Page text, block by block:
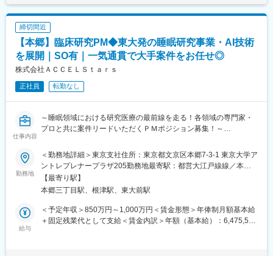
員
■業務の詳細：実務業務と並行して実務者研修資格の取得のための
学校に通います。年に４回程度、本社の社員と面談をする中でご
自身の2年目以降のキャリアアプランを立て、ご希望も踏まえなが
ら、2年目以降の職種（施設 or 本社）が決定します。本社勤務に
なりますと、経理、総務、人事など事務系の仕事が中心になりま
す。また、一度本社帰任した後でも、希望すれば現場復帰も可能
です。
■就業環境：残業はほぼなし、休みもしっかり取得できるため非常
に働きやすい環境が整っております。定着率も高く実際にここ3年
間で入社した新卒の離職率は6％と非常に低い数値です。また配属
先は現在のご住所から考慮し決定いたします。
OJTを行いながら実務を覚えて頂きます。技術はすぐに身に付き
ます。さらにレベルアップしたい方には外部の研修にも100％会
社が費用負担します。3ヶ月に1度はフォローアップ研修という形
で本社研修を実施し、資格取得についても全面バックアップ。未
す。
締切間近
【本郷】臨床研究PM◆東大発の睡眠研究事業・AI技術
を展開｜SO有｜一気通貫で大手案件をお任せ◎
株式会社ＡＣＣＥＬＳｔａｒｓ
正社員 転勤なし
仕事内容
～睡眠領域における研究医療の最前線を走る！各領域の専門家・
プロと共に案件リードいただくＰＭポジション募集！～
■会社概要
株式会社ACCELStarsは、東京大学発のメディカル・スリープテ
ック企業として、睡眠を高精度に計測・解析するウェアラブルデ
バイスとAI解析クラウドを基盤に、医療・研究・ヘルスケア領域
の事業を展開しています。研究領域では、睡眠測定に特化したデ
バイスや解析クラウドを用い、研究計画～測定～解析までをワン
ストップで支援するサービスも提供しています。
勤務地
＜勤務地詳細＞東京支社住所：東京都文京区本郷7-3-1 東京大学ア
ントレプレナープラザ205勤務地最寄駅：都営大江戸線線／本郷
三丁目駅受動喫煙対策：屋内全面禁煙変更の範囲：会社の定める
事業所（リモートワーク含む）
【最寄り駅】
本郷三丁目駅、根津駅、東大前駅
給与
＜予定年収＞850万円～1,000万円＜賃金形態＞年俸制月額基本給
＋固定残業代として支給＜賃金内訳＞年額（基本給）：6,475,596